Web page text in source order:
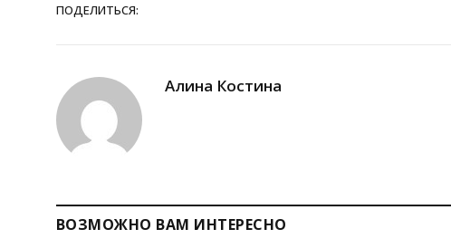
ПОДЕЛИТЬСЯ:
Алина Костина
ВОЗМОЖНО ВАМ ИНТЕРЕСНО